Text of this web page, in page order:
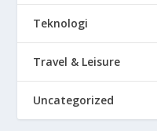
Teknologi
Travel & Leisure
Uncategorized